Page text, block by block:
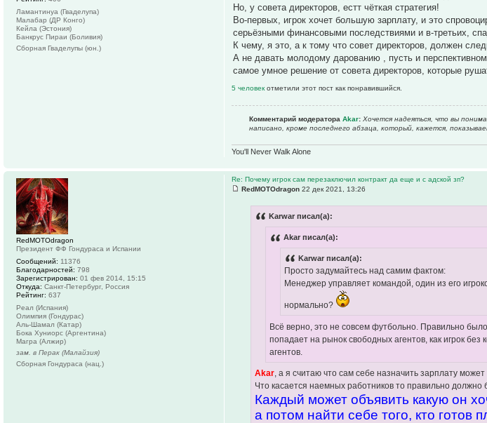
Но, у совета директоров, естт чёткая стратегия!
Во-первых, игрок хочет большую зарплату, и это
серьёзными финансовыми последствиями и в-третьих,
К чему, я это, а к тому что совет директоров, должен
А не давать молодому дарованию , пусть и
самое умное решение от совета директоров, которые
5 человекотметили этот пост как понравившийся.
Комментарий модератораAkar: Хочется надеяться, что вы
написано, кроме последнего абзаца, который, кажется,
You'll Never Walk Alone
Ламантинуа (Гваделупа)
Малабар (ДР Конго)
Кейла (Эстония)
Банкрус Пираи (Боливия)
Сборная Гваделупы (юн.)
Re: Почему игрок сам перезаключил контракт да еще и с адской зп?
RedMOTOdragon 22 дек 2021, 13:26
Karwar писал(а):
Akar писал(а):
Karwar писал(а):
Просто задумайтесь над самим фактом:
Менеджер управляет командой, один из его
нормально?
Всё верно, это не совсем футбольно. Правильно
попадает на рынок свободных агентов, как игрок
агентов.
Akar , а я считаю что сам себе назначить зарплату
Что касается наемных работников то правильно должно
Каждый может объявить какую он
а потом найти себе того, кто готов
RedMOTOdragon
Президент ФФ Гондураса и Испании
Сообщений: 11376
Благодарностей: 798
Зарегистрирован: 01 фев 2014, 15:15
Откуда: Санкт-Петербург, Россия
Рейтинг: 637
Реал (Испания)
Олимпия (Гондурас)
Аль-Шамал (Катар)
Бока Хуниорс (Аргентина)
Магра (Алжир)
зам. в Перак (Малайзия)
Сборная Гондураса (нац.)